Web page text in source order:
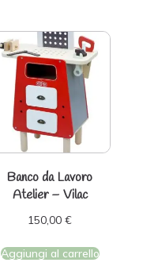
Banco da Lavoro
Atelier – Vilac
150,00 €
Aggiungi al carrello